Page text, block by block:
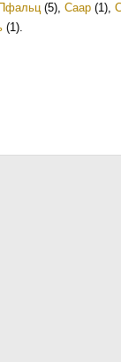
(5), Саар (1),
(1).